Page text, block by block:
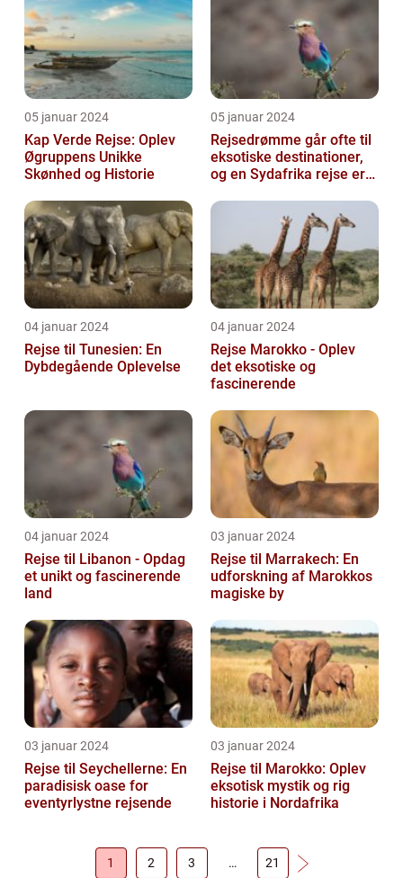
05 januar 2024
Kap Verde Rejse: Oplev
Øgruppens Unikke
Skønhed og Historie
05 januar 2024
Rejsedrømme går ofte til
eksotiske destinationer,
og en Sydafrika rejse er
ofte...
04 januar 2024
Rejse til Tunesien: En
Dybdegående Oplevelse
04 januar 2024
Rejse Marokko - Oplev
det eksotiske og
fascinerende
04 januar 2024
Rejse til Libanon - Opdag
et unikt og fascinerende
land
03 januar 2024
Rejse til Marrakech: En
udforskning af Marokkos
magiske by
03 januar 2024
Rejse til Seychellerne: En
paradisisk oase for
eventyrlystne rejsende
03 januar 2024
Rejse til Marokko: Oplev
eksotisk mystik og rig
historie i Nordafrika
1 2 3 … 21